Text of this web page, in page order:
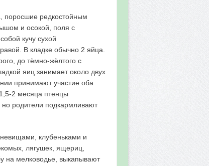
поросшие редкостойным
и осокой, поля с
кучу сухой
В кладке обычно 2 яйца.
до тёмно-жёлтого с
яиц занимает около двух
принимают участие оба
2 месяца птенцы
родители подкармливают
клубеньками и
лягушек, ящериц,
на мелководье, выкапывают